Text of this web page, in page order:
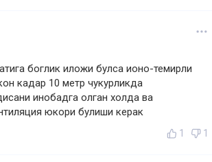
боглик иложи булса ионо-темирли
кадар 10 метр чукурликда
инобадга олган холда ва
юкори булиши керак
1 1